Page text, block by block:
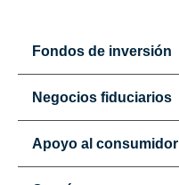
Fondos de inversión
Negocios fiduciarios
Apoyo al consumidor